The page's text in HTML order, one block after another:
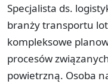
Specjalista ds.
branży transportu
kompleksowe
procesów
powietrzną. Osoba